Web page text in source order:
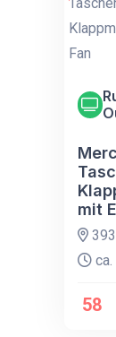
mit
ca.
58